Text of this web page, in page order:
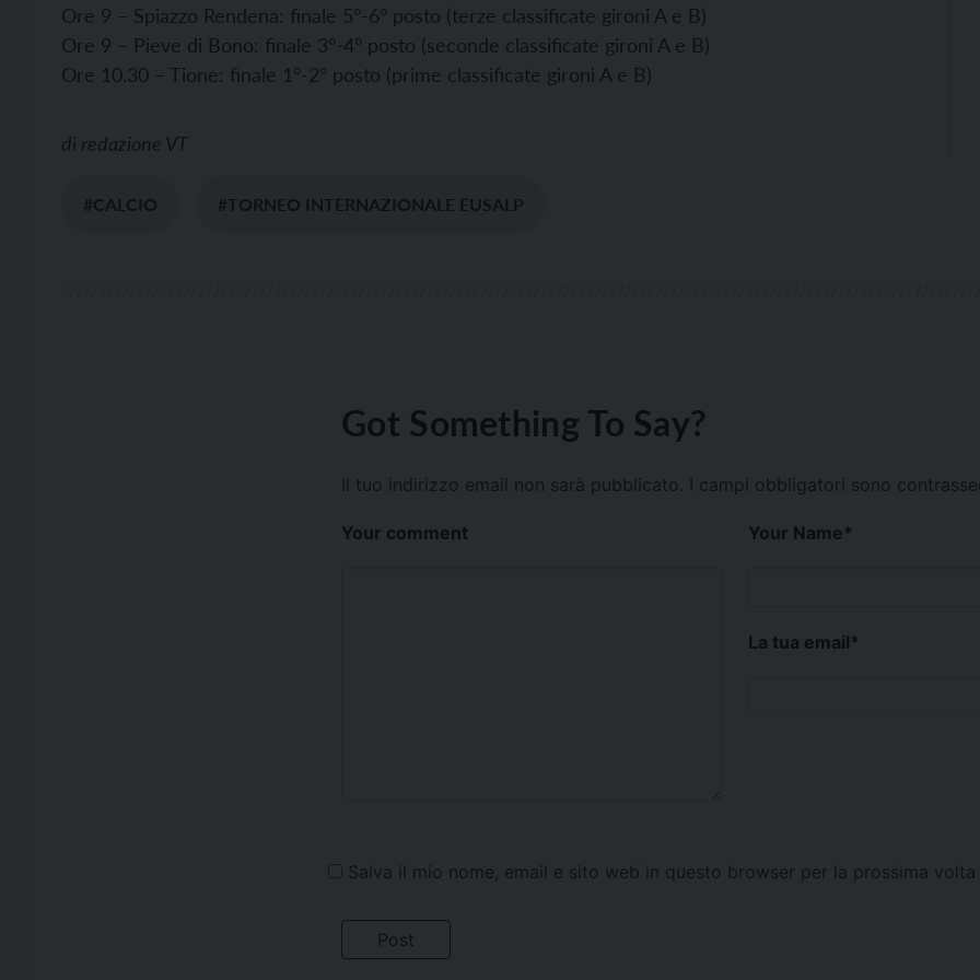
Ore 9 – Spiazzo Rendena: finale 5°-6° posto (terze classificate gironi A e B)
Ore 9 – Pieve di Bono: finale 3°-4° posto (seconde classificate gironi A e B)
Ore 10.30 – Tione: finale 1°-2° posto (prime classificate gironi A e B)
di redazione VT
#CALCIO #TORNEO INTERNAZIONALE EUSALP
Got Something To Say?
Il tuo indirizzo email non sarà pubblicato. I campi obbligatori sono
Your comment Your Name*
La tua email*
Salva il mio nome, email e sito web in questo browser per la prossima